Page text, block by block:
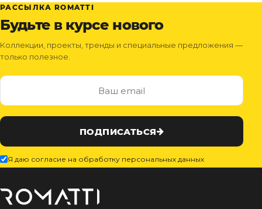
РАССЫЛКА ROMATTI
Будьте в курсе нового
Коллекции, проекты, тренды и специальные предложения —
только полезное.
ПОДПИСАТЬСЯ
Я даю согласие на обработку персональных данных